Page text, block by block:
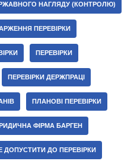
НАГЛЯДУ (КОНТРОЛЮ)
ПЕРЕВІРКИ
ПЕРЕВІРКИ
ПЕРЕВІРКИ ДЕРЖПРАЦІ
ПЛАНОВІ ПЕРЕВІРКИ
ФІРМА БАРГЕН
ДОПУСТИТИ ДО ПЕРЕВІРКИ